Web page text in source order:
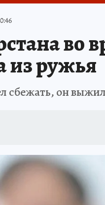
НА СЕБЕ
во
из ружья
сбежать, он выжил